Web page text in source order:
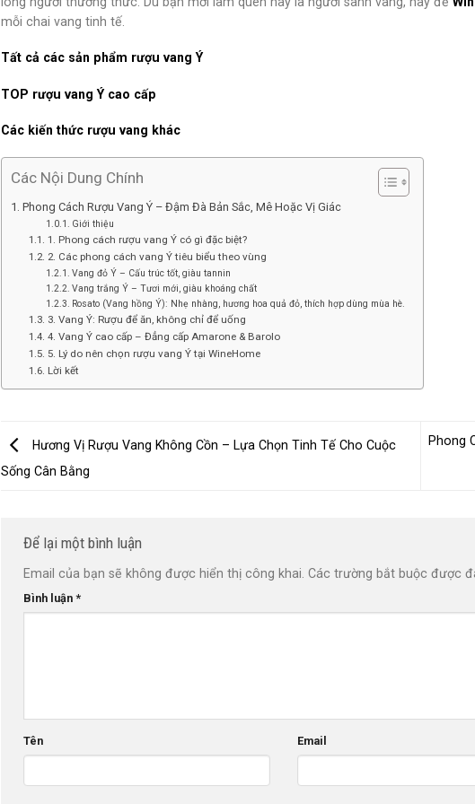
mỗi chai vang tinh tế.
Tất cả các sản phẩm rượu vang Ý
TOP rượu vang Ý cao cấp
Các kiến thức rượu vang khác
Các Nội Dung Chính
Phong Cách Rượu Vang Ý – Đậm Đà Bản Sắc, Mê Hoặc Vị Giác
Giới thiệu
1. Phong cách rượu vang Ý có gì đặc biệt?
2. Các phong cách vang Ý tiêu biểu theo vùng
Vang đỏ Ý – Cấu trúc tốt, giàu tannin
Vang trắng Ý – Tươi mới, giàu khoáng chất
Rosato (Vang hồng Ý): Nhẹ nhàng, hương hoa quả đỏ, thích hợp dùng mùa hè.
3. Vang Ý: Rượu để ăn, không chỉ để uống
4. Vang Ý cao cấp – Đẳng cấp Amarone & Barolo
5. Lý do nên chọn rượu vang Ý tại WineHome
Lời kết
Hương Vị Rượu Vang Không Cồn – Lựa Chọn Tinh Tế Cho Cuộc
Sống Cân Bằng
Phong
Để lại một bình luận
Email của bạn sẽ không được hiển thị công khai. Các trường bắt buộc được
Bình luận *
Tên Email